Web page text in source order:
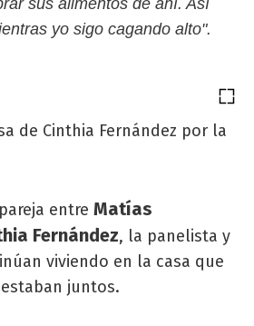
yo sigo cagando alto".
de Cinthia Fernández por la
entre Matías
Fernández, la panelista y
viviendo en la casa que
juntos.